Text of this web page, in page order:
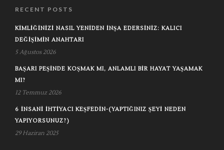
RECENT POSTS
KIMLIĞINIZI NASIL YENIDEN İNŞA EDERSINIZ: KALICI
DEĞIŞIMIN ANAHTARI
5 Ağustos 2026
BAŞARI PEŞINDE KOŞMAK MI, ANLAMLI BIR HAYAT YAŞAMAK
MI?
12 Temmuz 2026
6 İNSANI İHTIYACI KEŞFEDIN-(YAPTIĞINIZ ŞEYI NEDEN
YAPIYORSUNUZ?)
29 Haziran 2025